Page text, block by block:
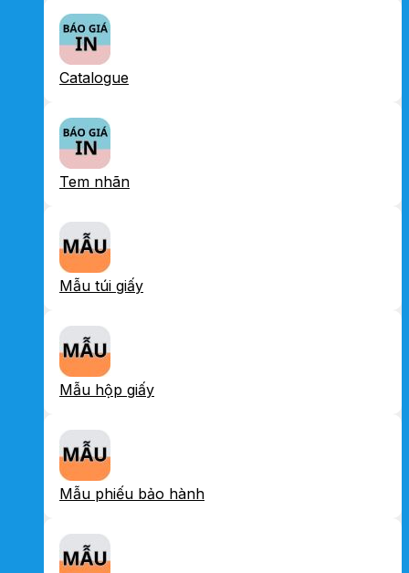
Catalogue
Tem nhãn
Mẫu túi giấy
Mẫu hộp giấy
Mẫu phiếu bảo hành